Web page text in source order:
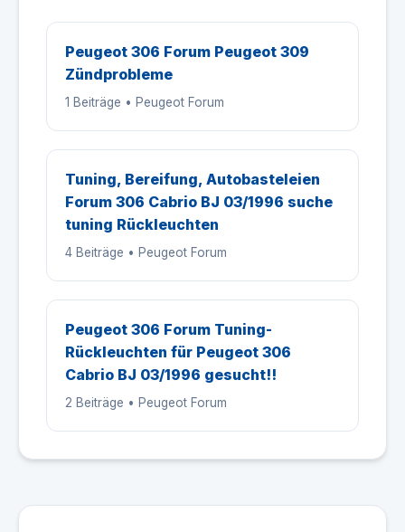
Peugeot 306 Forum Peugeot 309
Zündprobleme
1 Beiträge • Peugeot Forum
Tuning, Bereifung, Autobasteleien
Forum 306 Cabrio BJ 03/1996 suche
tuning Rückleuchten
4 Beiträge • Peugeot Forum
Peugeot 306 Forum Tuning-
Rückleuchten für Peugeot 306
Cabrio BJ 03/1996 gesucht!!
2 Beiträge • Peugeot Forum